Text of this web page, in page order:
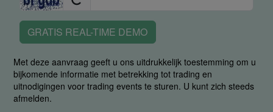
GRATIS REAL-TIME DEMO
Met deze aanvraag geeft u ons uitdrukkelijk toestemming om u
bijkomende informatie met betrekking tot trading en
uitnodigingen voor trading events te sturen. U kunt zich steeds
afmelden.